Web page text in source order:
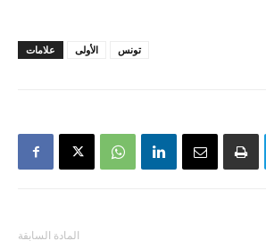
علامات الأولى تونس
المادة السابقة